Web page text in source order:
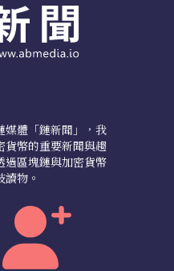
媒體「鏈新聞」，我
貨幣的重要新聞與趨
過區塊鏈與加密貨幣
物。